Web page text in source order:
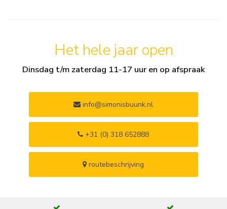
Het hele jaar open
Dinsdag t/m zaterdag 11-17 uur en op afspraak
info@simonisbuunk.nl
+31 (0) 318 652888
routebeschrijving